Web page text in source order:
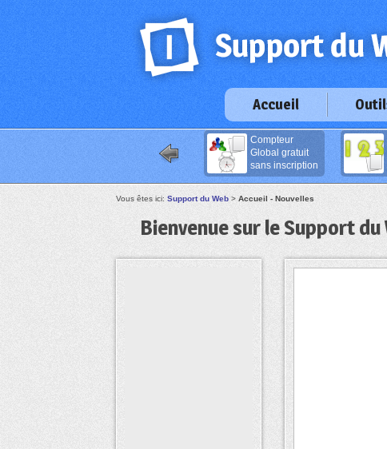
Accueil
Compteur
Global gratuit
sans inscription
Vous êtes ici: Support du Web> Accueil - Nouvelles
Bienvenue sur le Support du